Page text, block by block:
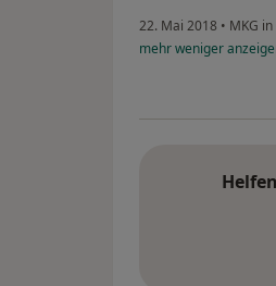
22. Mai 2018 • MKG
mehrweniger